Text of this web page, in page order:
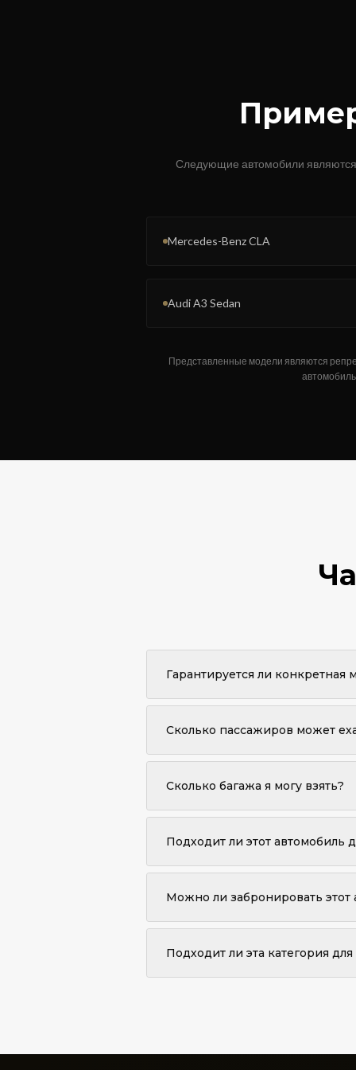
Следующие автомобили
Mercedes-Benz CLA
Audi A3 Sedan
Представленные модели являются
Гарантируется ли конкретная
Конкретная марка или модель не
зависимости от города и
Сколько пассажиров может
До 3 пассажиров могут комфортно
Сколько багажа я могу взять?
Стандартный седан вмещает до 2
Подходит ли этот автомобиль
Абсолютно. Ваш шофер будет
Можно ли забронировать этот
Да. Стандартный седан доступен
Подходит ли эта категория